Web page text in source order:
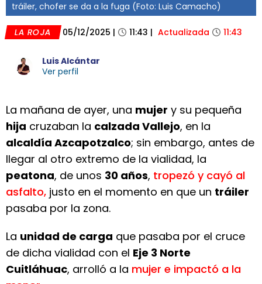
tráiler, chofer se da a la fuga (Foto: Luis Camacho)
LA ROJA 05/12/2025 | 11:43 | Actualizada 11:43
Luis Alcántar
Ver perfil
La mañana de ayer, una mujer y su pequeña
hija cruzaban la calzada Vallejo, en la
alcaldía Azcapotzalco; sin embargo, antes de
llegar al otro extremo de la vialidad, la
peatona, de unos 30 años, tropezó y cayó al
asfalto, justo en el momento en que un tráiler
pasaba por la zona.
La unidad de carga que pasaba por el cruce
de dicha vialidad con el Eje 3 Norte
Cuitláhuac, arrolló a la mujer e impactó a la